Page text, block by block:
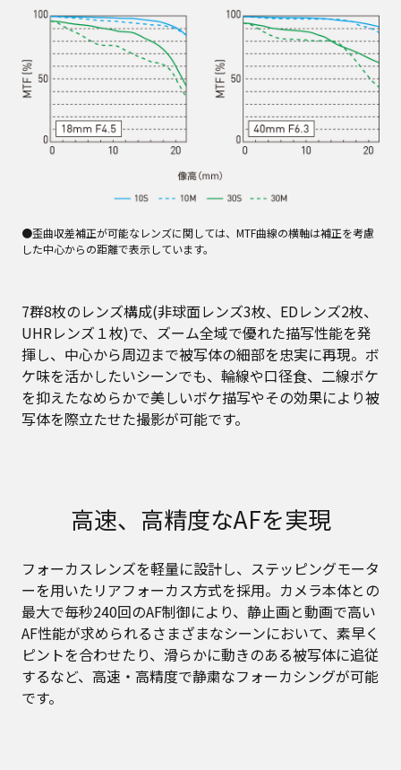
●歪曲収差補正が可能なレンズに関しては、MTF曲線の横軸は補正を考慮
した中心からの距離で表示しています。
7群8枚のレンズ構成(非球面レンズ3枚、EDレンズ2枚、
UHRレンズ１枚)で、ズーム全域で優れた描写性能を発
揮し、中心から周辺まで被写体の細部を忠実に再現。ボ
ケ味を活かしたいシーンでも、輪線や口径食、二線ボケ
を抑えたなめらかで美しいボケ描写やその効果により被
写体を際立たせた撮影が可能です。
高速、高精度なAFを実現
フォーカスレンズを軽量に設計し、ステッピングモータ
ーを用いたリアフォーカス方式を採用。カメラ本体との
最大で毎秒240回のAF制御により、静止画と動画で高い
AF性能が求められるさまざまなシーンにおいて、素早く
ピントを合わせたり、滑らかに動きのある被写体に追従
するなど、高速・高精度で静粛なフォーカシングが可能
です。